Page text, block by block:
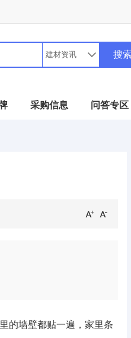
采购信息 问答专区
的墙壁都贴一遍，家里条